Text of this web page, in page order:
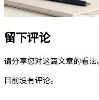
留下评论
请分享您对这篇文章的看
目前没有评论。